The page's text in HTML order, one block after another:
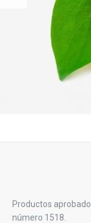
Productos
número 1518.